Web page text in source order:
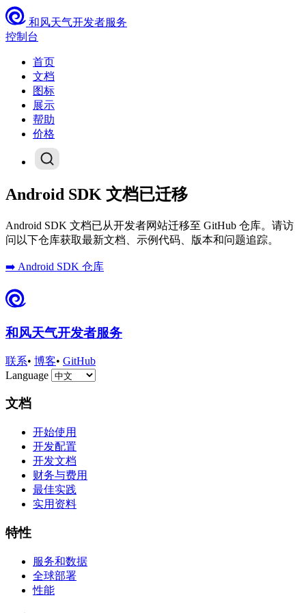
和风天气开发者服务
控制台
首页
文档
图标
展示
帮助
价格
Android SDK 文档已迁移
Android SDK 文档已从开发者网站迁移至 GitHub 仓库。请访
问以下仓库获取最新文档、示例代码、版本和问题追踪。
➡️ Android SDK 仓库
和风天气开发者服务
联系• 博客• GitHub
Language
文档
开始使用
开发配置
开发文档
财务与费用
最佳实践
实用资料
特性
服务和数据
全球部署
性能